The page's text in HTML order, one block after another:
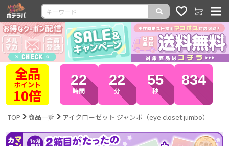
全品
ポイント
10倍
22
時間
22
分
54
秒
944
TOP 商品一覧 アイクローゼット ジャンボ（eye closet jumbo）